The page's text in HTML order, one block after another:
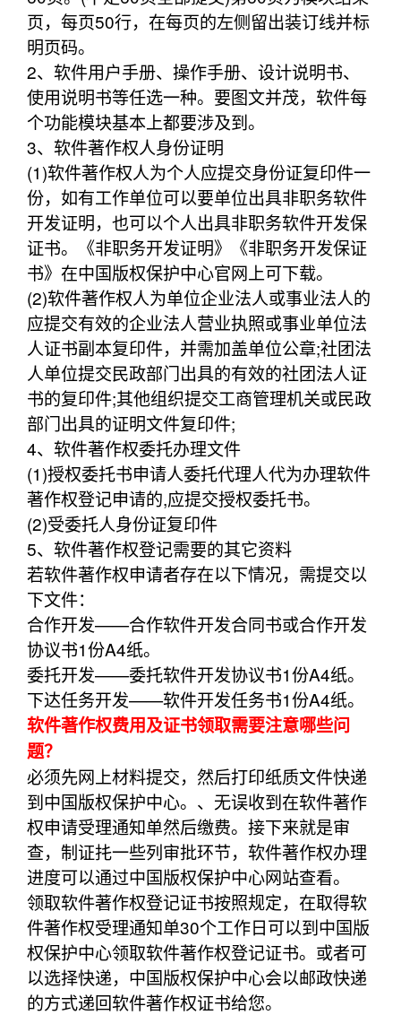
页，每页50行，在每页的左侧留出装订线并标
明页码。
2、软件用户手册、操作手册、设计说明书、
使用说明书等任选一种。要图文并茂，软件每
个功能模块基本上都要涉及到。
3、软件著作权人身份证明
(1)软件著作权人为个人应提交身份证复印件一
份，如有工作单位可以要单位出具非职务软件
开发证明，也可以个人出具非职务软件开发保
证书。《非职务开发证明》《非职务开发保证
书》在中国版权保护中心官网上可下载。
(2)软件著作权人为单位企业法人或事业法人的
应提交有效的企业法人营业执照或事业单位法
人证书副本复印件，并需加盖单位公章;社团法
人单位提交民政部门出具的有效的社团法人证
书的复印件;其他组织提交工商管理机关或民政
部门出具的证明文件复印件;
4、软件著作权委托办理文件
(1)授权委托书申请人委托代理人代为办理软件
著作权登记申请的,应提交授权委托书。
(2)受委托人身份证复印件
5、软件著作权登记需要的其它资料
若软件著作权申请者存在以下情况，需提交以
下文件：
合作开发——合作软件开发合同书或合作开发
协议书1份A4纸。
委托开发——委托软件开发协议书1份A4纸。
下达任务开发——软件开发任务书1份A4纸。
软件著作权费用及证书领取需要注意哪些问
题？
必须先网上材料提交，然后打印纸质文件快递
到中国版权保护中心。、无误收到在软件著作
权申请受理通知单然后缴费。接下来就是审
查，制证扥一些列审批环节，软件著作权办理
进度可以通过中国版权保护中心网站查看。
领取软件著作权登记证书按照规定，在取得软
件著作权受理通知单30个工作日可以到中国版
权保护中心领取软件著作权登记证书。或者可
以选择快递，中国版权保护中心会以邮政快递
的方式递回软件著作权证书给您。